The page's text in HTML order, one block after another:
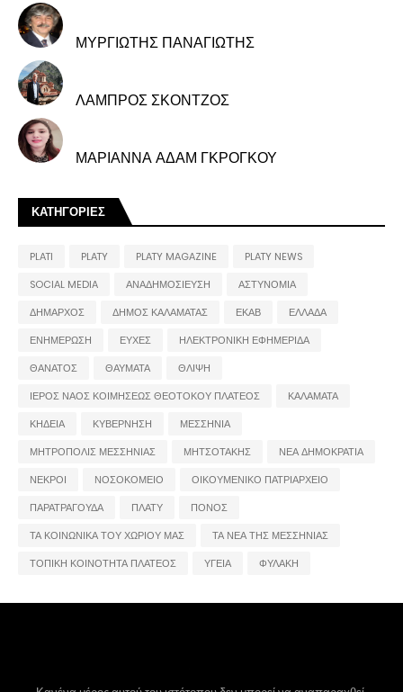
ΜΥΡΓΙΩΤΗΣ ΠΑΝΑΓΙΩΤΗΣ
ΛΑΜΠΡΟΣ ΣΚΟΝΤΖΟΣ
ΜΑΡΙΑΝΝΑ ΑΔΑΜ ΓΚΡΟΓΚΟΥ
ΚΑΤΗΓΟΡΙΕΣ
PLATI PLATY PLATY MAGAZINE
PLATY NEWS
SOCIAL MEDIA
ΑΝΑΔΗΜΟΣΙΕΥΣΗ
ΑΣΤΥΝΟΜΙΑ
ΔΗΜΑΡΧΟΣ
ΔΗΜΟΣ ΚΑΛΑΜΑΤΑΣ ΕΚΑΒ
ΕΛΛΑΔΑ
ΕΝΗΜΕΡΩΣΗ
ΕΥΧΕΣ
ΗΛΕΚΤΡΟΝΙΚΗ ΕΦΗΜΕΡΙΔΑ
ΘΑΝΑΤΟΣ
ΘΑΥΜΑΤΑ
ΘΛΙΨΗ
ΙΕΡΟΣ ΝΑΟΣ ΚΟΙΜΗΣΕΩΣ ΘΕΟΤΟΚΟΥ ΠΛΑΤΕΟΣ
ΚΑΛΑΜΑΤΑ
ΚΗΔΕΙΑ
ΚΥΒΕΡΝΗΣΗ
ΜΕΣΣΗΝΙΑ
ΜΗΤΡΟΠΟΛΙΣ ΜΕΣΣΗΝΙΑΣ
ΜΗΤΣΟΤΑΚΗΣ
ΝΕΑ ΔΗΜΟΚΡΑΤΙΑ
ΝΕΚΡΟΙ
ΝΟΣΟΚΟΜΕΙΟ
ΟΙΚΟΥΜΕΝΙΚΟ ΠΑΤΡΙΑΡΧΕΙΟ
ΠΑΡΑΤΡΑΓΟΥΔΑ
ΠΛΑΤΥ
ΠΟΝΟΣ
ΤΑ ΚΟΙΝΩΝΙΚΑ ΤΟΥ ΧΩΡΙΟΥ ΜΑΣ
ΤΑ ΝΕΑ ΤΗΣ ΜΕΣΣΗΝΙΑΣ
ΤΟΠΙΚΗ ΚΟΙΝΟΤΗΤΑ ΠΛΑΤΕΟΣ
ΥΓΕΙΑ ΦΥΛΑΚΗ